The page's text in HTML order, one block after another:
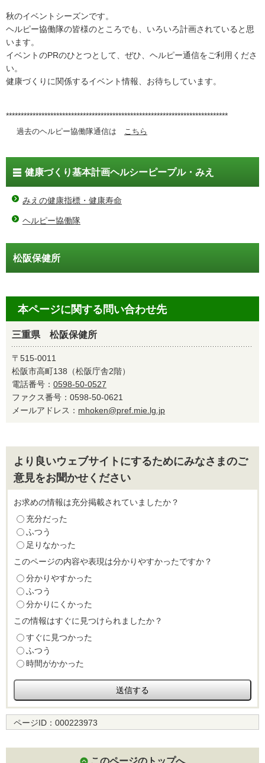
秋のイベントシーズンです。
ヘルピー協働隊の皆様のところでも、いろいろ計画されていると思
います。
イベントのPRのひとつとして、ぜひ、ヘルピー通信をご利用くださ
い。
健康づくりに関係するイベント情報、お待ちしています。
***************************************************************************
過去のヘルピー協働隊通信は こちら
健康づくり基本計画ヘルシーピープル・みえ
みえの健康指標・健康寿命
ヘルピー協働隊
松阪保健所
本ページに関する問い合わせ先
三重県 松阪保健所
〒515-0011
松阪市高町138（松阪庁舎2階）
電話番号： 0598-50-0527
ファクス番号：0598-50-0621
メールアドレス： mhoken@pref.mie.lg.jp
より良いウェブサイトにするためにみなさまのご
意見をお聞かせください
お求めの情報は充分掲載されていましたか？
充分だった
ふつう
足りなかった
このページの内容や表現は分かりやすかったですか？
分かりやすかった
ふつう
分かりにくかった
この情報はすぐに見つけられましたか？
すぐに見つかった
ふつう
時間がかかった
ページID： 000223973
このページのトップへ